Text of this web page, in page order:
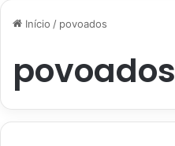
Início / povoados
povoados